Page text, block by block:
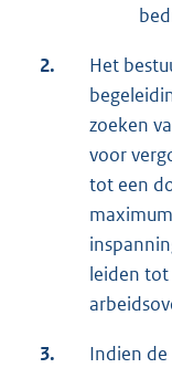
2.
Het
zoeken
voor
tot een
leiden
3.
Indien